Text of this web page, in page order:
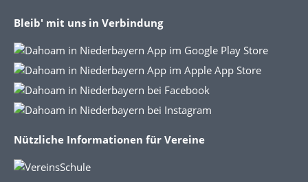
Bleib' mit uns in Verbindung
Nützliche Informationen für Vereine